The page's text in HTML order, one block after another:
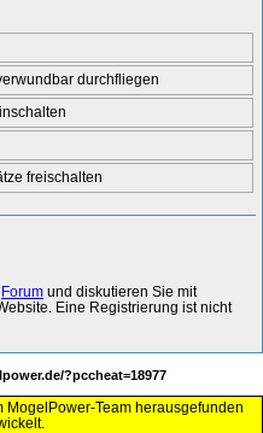
durchfliegen
freischalten
Forum und diskutieren Sie mit
Eine Registrierung ist nicht
?pccheat=18977
MogelPower-Team herausgefunden